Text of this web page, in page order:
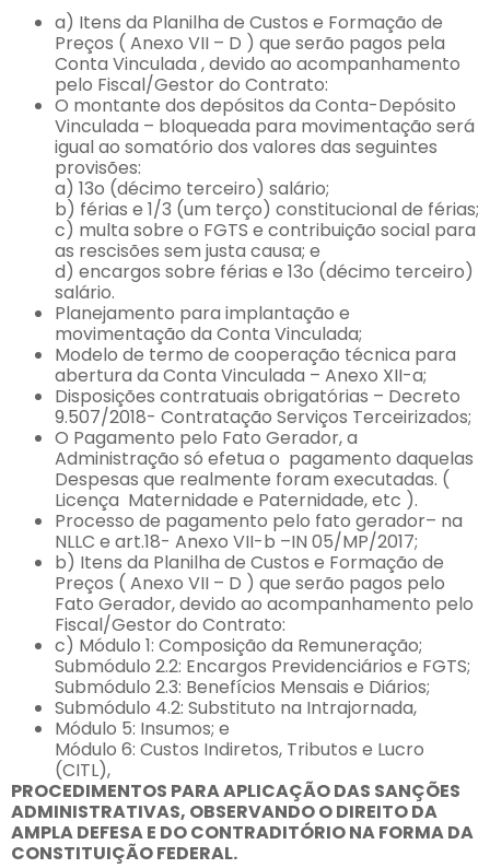
a) Itens da Planilha de Custos e Formação de
Preços ( Anexo VII – D ) que serão pagos pela
Conta Vinculada , devido ao acompanhamento
pelo Fiscal/Gestor do Contrato:
O montante dos depósitos da Conta-Depósito
Vinculada – bloqueada para movimentação será
igual ao somatório dos valores das seguintes
provisões:
a) 13o (décimo terceiro) salário;
b) férias e 1/3 (um terço) constitucional de férias;
c) multa sobre o FGTS e contribuição social para
as rescisões sem justa causa; e
d) encargos sobre férias e 13o (décimo terceiro)
salário.
Planejamento para implantação e
movimentação da Conta Vinculada;
Modelo de termo de cooperação técnica para
abertura da Conta Vinculada – Anexo XII-a;
Disposições contratuais obrigatórias – Decreto
9.507/2018- Contratação Serviços Terceirizados;
O Pagamento pelo Fato Gerador, a
Administração só efetua o pagamento daquelas
Despesas que realmente foram executadas. (
Licença Maternidade e Paternidade, etc ).
Processo de pagamento pelo fato gerador– na
NLLC e art.18- Anexo VII-b –IN 05/MP/2017;
b) Itens da Planilha de Custos e Formação de
Preços ( Anexo VII – D ) que serão pagos pelo
Fato Gerador, devido ao acompanhamento pelo
Fiscal/Gestor do Contrato:
c) Módulo 1: Composição da Remuneração;
Submódulo 2.2: Encargos Previdenciários e FGTS;
Submódulo 2.3: Benefícios Mensais e Diários;
Submódulo 4.2: Substituto na Intrajornada,
Módulo 5: Insumos; e
Módulo 6: Custos Indiretos, Tributos e Lucro
(CITL),
PROCEDIMENTOS PARA APLICAÇÃO DAS SANÇÕES
ADMINISTRATIVAS, OBSERVANDO O DIREITO DA
AMPLA DEFESA E DO CONTRADITÓRIO NA FORMA DA
CONSTITUIÇÃO FEDERAL.